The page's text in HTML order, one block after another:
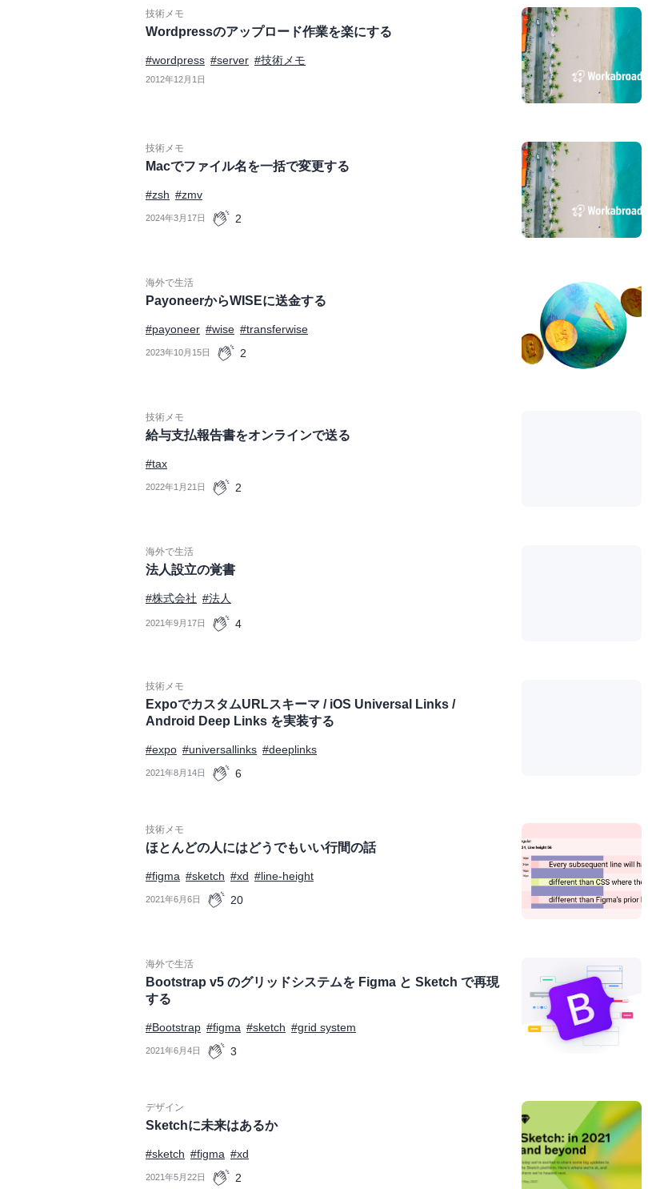
技術メモ
Wordpressのアップロード作業を楽にする
#wordpress #server #技術メモ
2012年12月1日
技術メモ
Macでファイル名を一括で変更する
#zsh #zmv
2024年3月17日 2
海外で生活
PayoneerからWISEに送金する
#payoneer #wise #transferwise
2023年10月15日 2
技術メモ
給与支払報告書をオンラインで送る
#tax
2022年1月21日 2
海外で生活
法人設立の覚書
#株式会社 #法人
2021年9月17日 4
技術メモ
ExpoでカスタムURLスキーマ / iOS Universal Links /
Android Deep Links を実装する
#expo #universallinks #deeplinks
2021年8月14日 6
技術メモ
ほとんどの人にはどうでもいい行間の話
#figma #sketch #xd #line-height
2021年6月6日 20
海外で生活
Bootstrap v5 のグリッドシステムを Figma と Sketch で再現
する
#Bootstrap #figma #sketch #grid system
2021年6月4日 3
デザイン
Sketchに未来はあるか
#sketch #figma #xd
2021年5月22日 2